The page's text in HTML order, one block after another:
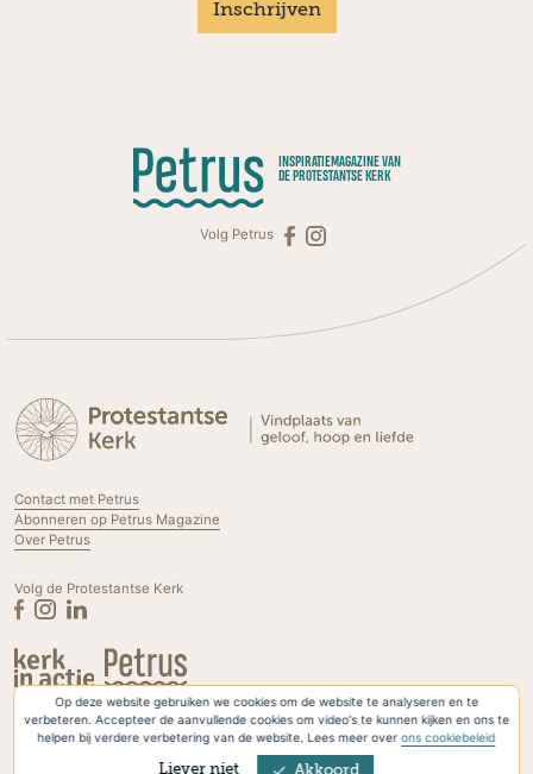
Op deze website gebruiken we cookies om de website te analyseren en te
verbeteren. Accepteer de aanvullende cookies om video's te kunnen kijken en ons te
helpen bij verdere verbetering van de website. Lees meer overons cookiebeleid
Liever niet
Inschrijven
INSPIRATIEMAGAZINE VAN
DE PROTESTANTSE KERK
Volg Petrus
Contact met Petrus
Abonneren op Petrus Magazine
Over Petrus
Volg de Protestantse Kerk
Privacyverklaring & Cookies